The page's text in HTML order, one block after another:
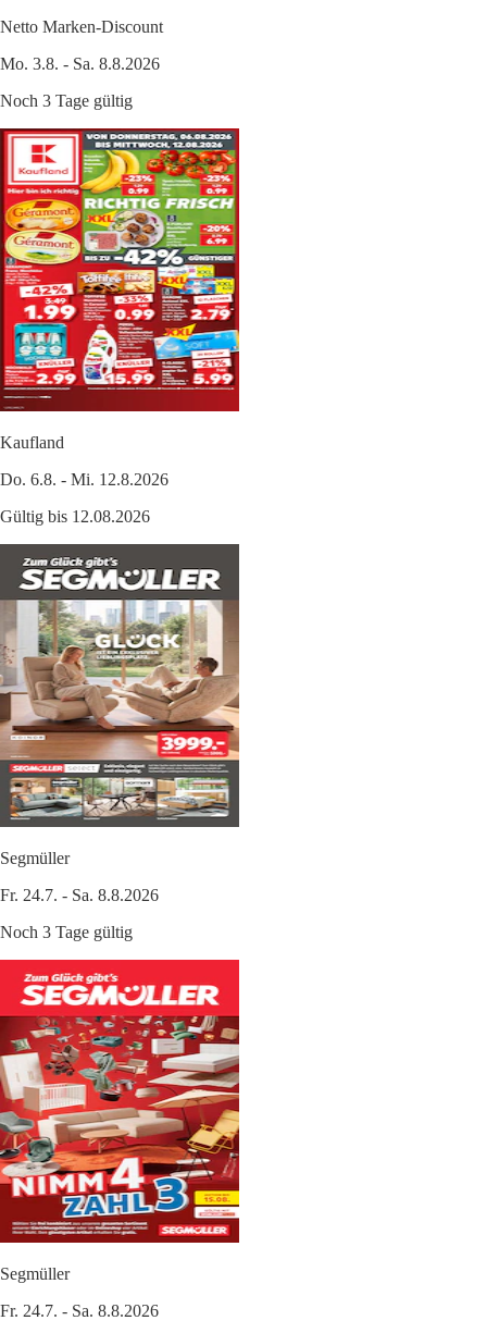
Netto Marken-Discount
Mo. 3.8. - Sa. 8.8.2026
Noch 3 Tage gültig
Kaufland
Do. 6.8. - Mi. 12.8.2026
Gültig bis 12.08.2026
Segmüller
Fr. 24.7. - Sa. 8.8.2026
Noch 3 Tage gültig
Segmüller
Fr. 24.7. - Sa. 8.8.2026